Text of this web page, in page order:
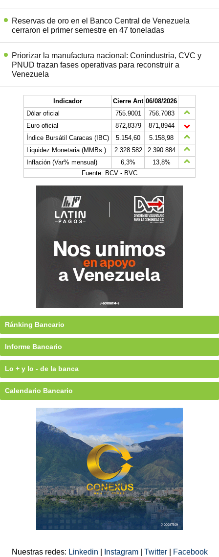
Reservas de oro en el Banco Central de Venezuela
cerraron el primer semestre en 47 toneladas
Priorizar la manufactura nacional: Conindustria, CVC y
PNUD trazan fases operativas para reconstruir a
Venezuela
Indicador Cierre Ant 06/08/2026
Dólar oficial
755.9001
756.7083
Euro oficial
872,8379
871,8944
Índice Bursátil Caracas (IBC)
5.154,60
5.158,98
Liquidez Monetaria (MMBs.)
2.328.582
2.390.884
Inflación (Var% mensual)
6,3%
13,8%
Fuente: BCV - BVC
Ránking Bancario
Informe Bancario
Lo + y lo - de la banca
Calendario Bancario
Nuestras redes: Linkedin Instagram Twitter Facebook